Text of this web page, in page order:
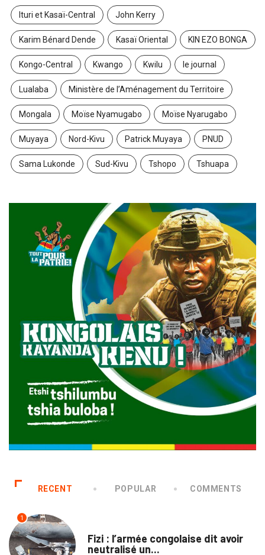
Ituri et Kasaï-Central John Kerry
Karim Bénard Dende Kasaï Oriental KIN EZO BONGA
Kongo-Central Kwango Kwilu le journal
Lualaba Ministère de l’Aménagement du Territoire
Mongala Moïse Nyamugabo Moïse Nyarugabo
Muyaya Nord-Kivu Patrick Muyaya PNUD
Sama Lukonde Sud-Kivu Tshopo Tshuapa
RECENT POPULAR COMMENTS
1
Fizi : l’armée congolaise dit avoir
neutralisé un...